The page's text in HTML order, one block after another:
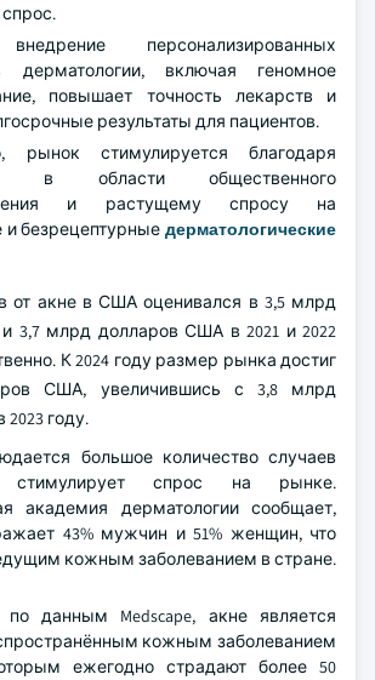
персонализированных
дерматологии, включая геномное
повышает точность лекарств и
результаты для пациентов.
рынок стимулируется благодаря
в области общественного
и растущему спросу на
и безрецептурные дерматологические
от акне в США оценивался в 3,5 млрд
3,7 млрд долларов США в 2021 и 2022
К 2024 году размер рынка достиг
США, увеличившись с 3,8 млрд
году.
большое количество случаев
спрос на рынке.
академия дерматологии сообщает,
43% мужчин и 51% женщин, что
кожным заболеванием в стране.
данным Medscape, акне является
кожным заболеванием
ежегодно страдают более 50